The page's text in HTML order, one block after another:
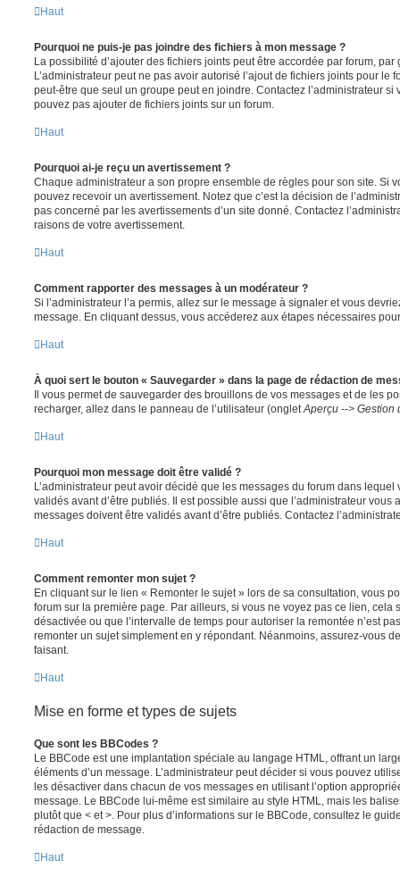
Haut
Pourquoi ne puis-je pas joindre des fichiers à mon message ?
La possibilité d’ajouter des fichiers joints peut être accordée par forum, par
L’administrateur peut ne pas avoir autorisé l’ajout de fichiers joints pour le
peut-être que seul un groupe peut en joindre. Contactez l’administrateur
pouvez pas ajouter de fichiers joints sur un forum.
Haut
Pourquoi ai-je reçu un avertissement ?
Chaque administrateur a son propre ensemble de règles pour son site. Si
pouvez recevoir un avertissement. Notez que c’est la décision de
pas concerné par les avertissements d’un site donné. Contactez
raisons de votre avertissement.
Haut
Comment rapporter des messages à un modérateur ?
Si l’administrateur l’a permis, allez sur le message à signaler et vous
message. En cliquant dessus, vous accéderez aux étapes nécessaires
Haut
À quoi sert le bouton « Sauvegarder » dans la page de rédaction de
Il vous permet de sauvegarder des brouillons de vos messages et de les
recharger, allez dans le panneau de l’utilisateur (onglet Aperçu --> Gestion
Haut
Pourquoi mon message doit être validé ?
L’administrateur peut avoir décidé que les messages du forum dans lequel
validés avant d’être publiés. Il est possible aussi que l’administrateur vous
messages doivent être validés avant d’être publiés. Contactez
Haut
Comment remonter mon sujet ?
En cliquant sur le lien « Remonter le sujet » lors de sa consultation, vous
forum sur la première page. Par ailleurs, si vous ne voyez pas ce lien, cela
désactivée ou que l’intervalle de temps pour autoriser la remontée n’est
remonter un sujet simplement en y répondant. Néanmoins, assurez-vous
faisant.
Haut
Mise en forme et types de sujets
Que sont les BBCodes ?
Le BBCode est une implantation spéciale au langage HTML, offrant un
éléments d’un message. L’administrateur peut décider si vous pouvez
les désactiver dans chacun de vos messages en utilisant l’option
message. Le BBCode lui-même est similaire au style HTML, mais les
plutôt que < et >. Pour plus d’informations sur le BBCode, consultez le
rédaction de message.
Haut